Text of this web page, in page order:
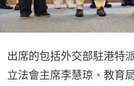
出席的包括外交部駐港特
立法會主席李慧琼、教育